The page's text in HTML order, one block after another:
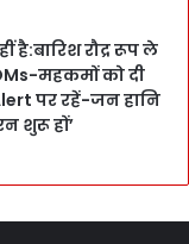
रौद्र रूप ले
महकमों को दी
पर रहें-जन हानि
शुरू हों’